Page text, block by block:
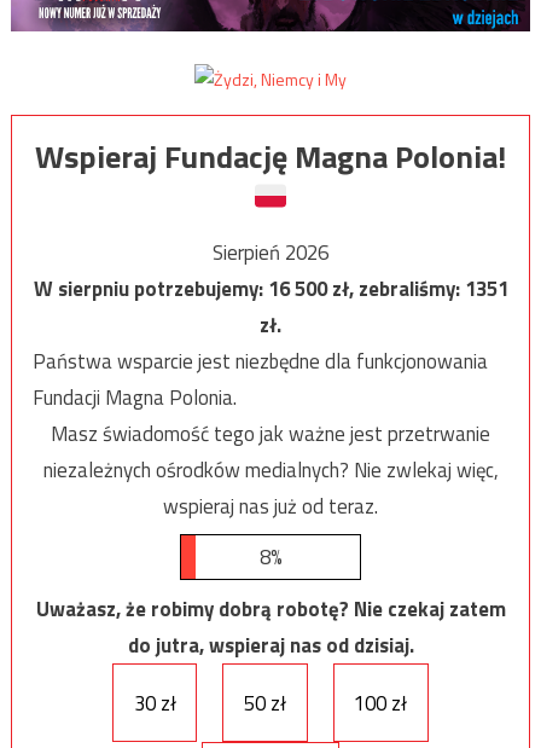
Wspieraj Fundację Magna Polonia!
Sierpień 2026
W sierpniu potrzebujemy:16 500zł, zebraliśmy:1351
zł.
Państwa wsparcie jest niezbędne dla funkcjonowania
Fundacji Magna Polonia.
Masz świadomość tego jak ważne jest przetrwanie
niezależnych ośrodków medialnych? Nie zwlekaj więc,
wspieraj nas już od teraz.
8%
Uważasz, że robimy dobrą robotę? Nie czekaj zatem
do jutra, wspieraj nas od dzisiaj.
30 zł
50 zł 100 zł